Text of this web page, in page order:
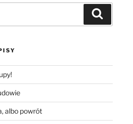
albo powrót